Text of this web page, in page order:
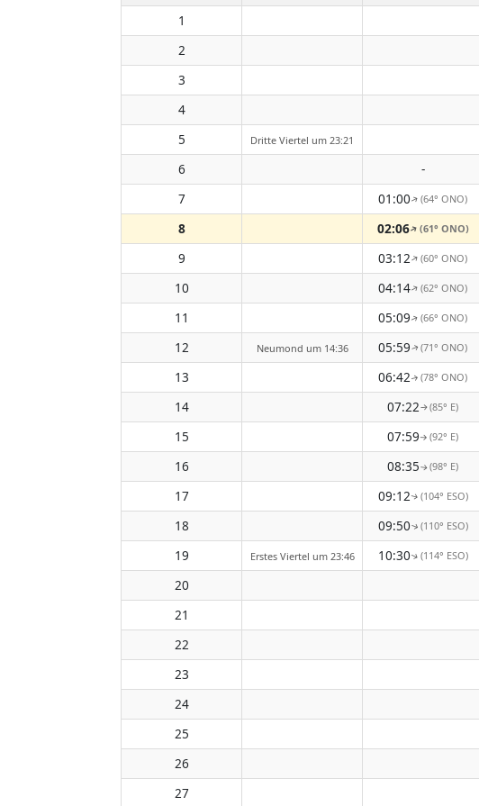
1
2
3
4
5
Dritte Viertel um 23:21
6
-
7
01:00↑(64° ONO)
8
02:06↑(61° ONO)
9
03:12↑(60° ONO)
10
04:14↑(62° ONO)
11
05:09↑(66° ONO)
12
Neumond um 14:36 05:59↑(71° ONO)
13
06:42↑(78° ONO)
14
07:22↑(85° E)
15
07:59↑(92° E)
16
08:35↑(98° E)
17
09:12↑(104° ESO)
18
09:50↑(110° ESO)
19
Erstes Viertel um 23:46 10:30↑(114° ESO)
20
21
22
23
24
25
26
27